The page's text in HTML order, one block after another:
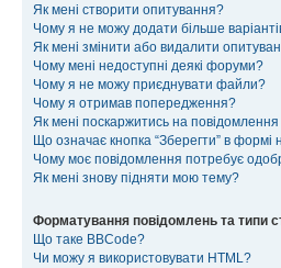
Як мені створити опитування?
Чому я не можу додати більше
Як мені змінити або видалити
Чому мені недоступні деякі форуми?
Чому я не можу приєднувати файли?
Чому я отримав попередження?
Як мені поскаржитись на
Що означає кнопка “Зберегти” в
Чому моє повідомлення потребує
Як мені знову підняти мою тему?
Форматування повідомлень та типи
Що таке BBCode?
Чи можу я використовувати HTML?